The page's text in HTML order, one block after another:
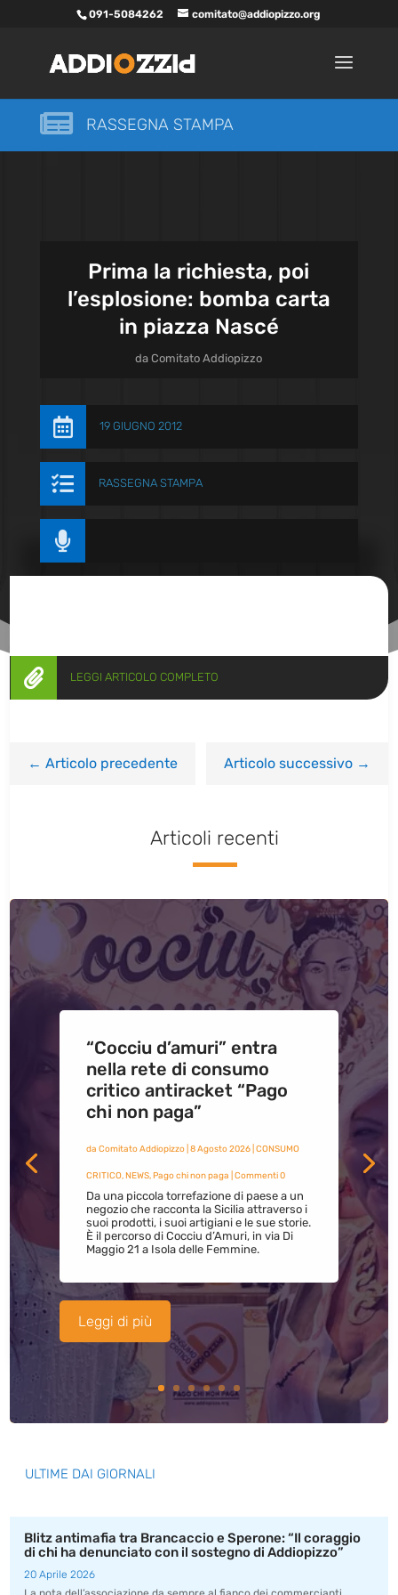
091-5084262 comitato@addiopizzo.org
 RASSEGNA STAMPA
Prima la richiesta, poi
l’esplosione: bomba carta
in piazza Nascé
daComitato Addiopizzo
 19 GIUGNO 2012
 RASSEGNA STAMPA

 LEGGI ARTICOLO COMPLETO
←Articolo precedente Articolo successivo→
Articoli recenti
“Cocciu d’amuri” entra
nella rete di consumo
critico antiracket “Pago
chi non paga”
da Comitato Addiopizzo| 8 Agosto 2026| CONSUMO
CRITICO,NEWS,Pago chi non paga | Commenti 0
Da una piccola torrefazione di paese a un
negozio che racconta la Sicilia attraverso i
suoi prodotti, i suoi artigiani e le sue storie.
È il percorso di Cocciu d’Amuri, in via Di
Maggio 21 a Isola delle Femmine.
Leggi di più
ULTIME DAI GIORNALI
Blitz antimafia tra Brancaccio e Sperone: “Il coraggio
di chi ha denunciato con il sostegno di Addiopizzo”
20 Aprile 2026